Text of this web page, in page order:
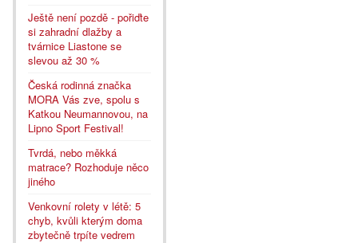
Ještě není pozdě - pořiďte
si zahradní dlažby a
tvárnice Liastone se
slevou až 30 %
Česká rodinná značka
MORA Vás zve, spolu s
Katkou Neumannovou, na
Lipno Sport Festival!
Tvrdá, nebo měkká
matrace? Rozhoduje něco
jiného
Venkovní rolety v létě: 5
chyb, kvůli kterým doma
zbytečně trpíte vedrem